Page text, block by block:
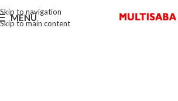
Skip to navigation
Skip to main content
MENÚ